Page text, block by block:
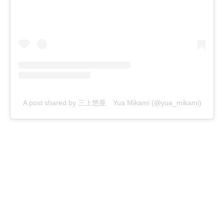
A post shared by 三上悠亜 Yua Mikami (@yua_mikami)